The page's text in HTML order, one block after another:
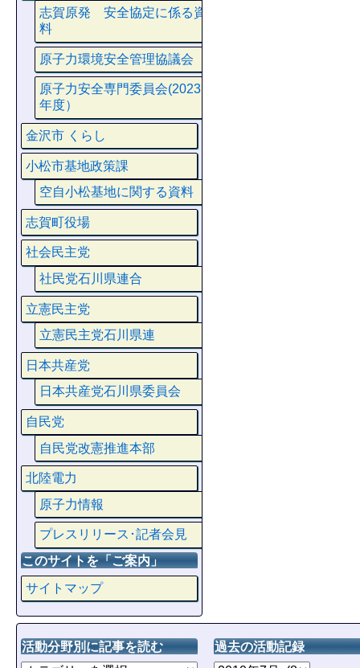
志賀原発 安全協定に係る資
料
原子力環境安全管理協議会
原子力安全専門委員会(2023
年度）
金沢市 くらし
小松市基地政策課
空自小松基地に関する資料
志賀町役場
社会民主党
社民党石川県連合
立憲民主党
立憲民主党石川県連
日本共産党
日本共産党石川県委員会
自民党
自民党改憲推進本部
北陸電力
原子力情報
プレスリリース･記者会見
このサイトを「ご案内」
サイトマップ
活動分野別に記事を読む 過去の活動記録